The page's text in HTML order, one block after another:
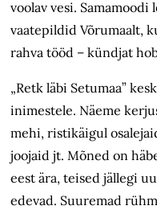
voolav vesi.
vaatepildid Võrumaalt,
rahva tööd – kündjat
„Retk läbi Setumaa”
inimestele. Näeme
mehi, ristikäigul
joojaid jt. Mõned on
eest ära, teised jällegi
edevad. Suuremad